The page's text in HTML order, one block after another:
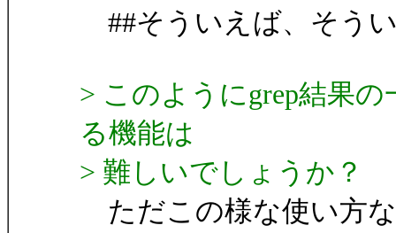
##そういえば、そう
> このようにgrep結果
る機能は
> 難しいでしょうか？
ただこの様な使い方